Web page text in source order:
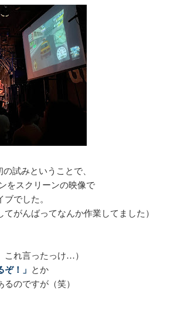
試みということで、
をスクリーンの映像で
でした。
てがんばってなんか作業してました）
これ言ったっけ…）
！」
とか
のですが（笑）